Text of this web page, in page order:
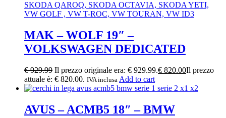
MAK – WOLF 19″ –
VOLKSWAGEN DEDICATED
€929.99 Il prezzo originale era: € 929.99.€ 820.00Il prezzo
attuale è: € 820.00. IVA inclusa Add to cart
AVUS – ACMB5 18″ – BMW